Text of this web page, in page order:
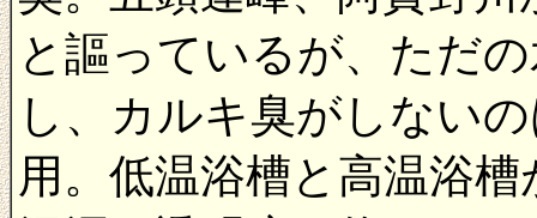
と謳っているが、ただ
し、カルキ臭がしない
用。低温浴槽と高温浴